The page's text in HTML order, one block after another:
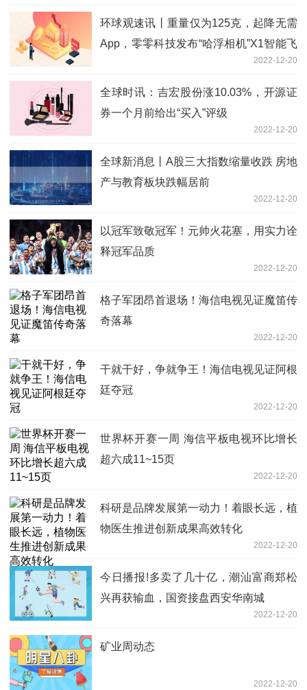
环球观速讯丨重量仅为125克，起降无需
App，零零科技发布“哈浮相机”X1智能飞
2022-12-20
全球时讯：吉宏股份涨10.03%，开源证
券一个月前给出“买入”评级
2022-12-20
全球新消息丨A股三大指数缩量收跌 房地
产与教育板块跌幅居前
2022-12-20
以冠军致敬冠军！元帅火花塞，用实力诠
释冠军品质
2022-12-20
格子军团昂首退场！海信电视见证魔笛传
奇落幕
2022-12-20
干就干好，争就争王！海信电视见证阿根
廷夺冠
2022-12-20
世界杯开赛一周 海信平板电视环比增长
超六成11~15页
2022-12-20
科研是品牌发展第一动力！着眼长远，植
物医生推进创新成果高效转化
2022-12-20
今日播报!多卖了几十亿，潮汕富商郑松
兴再获输血，国资接盘西安华南城
2022-12-20
矿业周动态
2022-12-20